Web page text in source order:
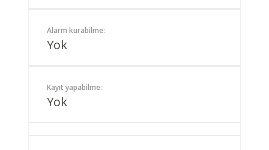
Alarm kurabilme:
Yok
Kayıt yapabilme:
Yok